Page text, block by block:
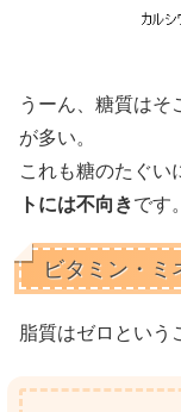
うーん、糖質はそ
が多い。
これも糖のたぐい
トには不向きです。
ビタミン・ミ
脂質はゼロという